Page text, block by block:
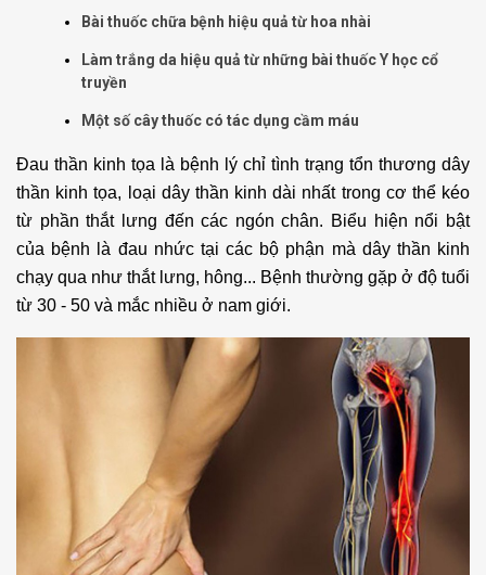
Bài thuốc chữa bệnh hiệu quả từ hoa nhài
Làm trắng da hiệu quả từ những bài thuốc Y học cổ
truyền
Một số cây thuốc có tác dụng cầm máu
Đau thần kinh tọa là bệnh lý chỉ tình trạng tổn thương dây
thần kinh tọa, loại dây thần kinh dài nhất trong cơ thể kéo
từ phần thắt lưng đến các ngón chân. Biểu hiện nổi bật
của bệnh là đau nhức tại các bộ phận mà dây thần kinh
chạy qua như thắt lưng, hông... Bệnh thường gặp ở độ tuổi
từ 30 - 50 và mắc nhiều ở nam giới.